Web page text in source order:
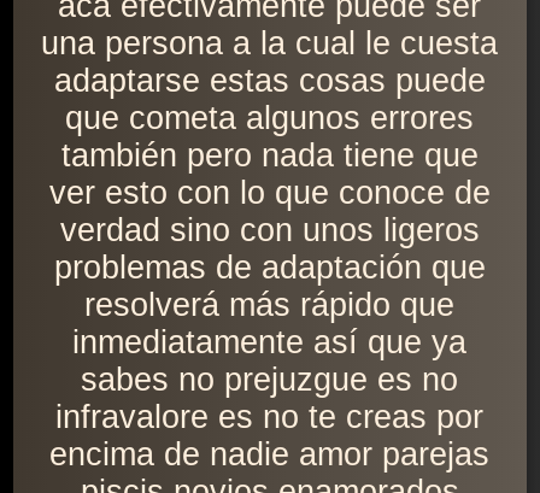
una persona a la cual le cuesta
adaptarse estas cosas puede
que cometa algunos errores
también pero nada tiene que
ver esto con lo que conoce de
verdad sino con unos ligeros
problemas de adaptación que
resolverá más rápido que
inmediatamente así que ya
sabes no prejuzgue es no
infravalore es no te creas por
encima de nadie amor parejas